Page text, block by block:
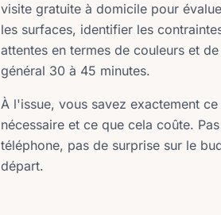
visite gratuite à domicile pour
les surfaces, identifier les
attentes en termes de couleurs et
général 30 à 45 minutes.
À l'issue, vous savez exactement
nécessaire et ce que cela coûte.
téléphone, pas de surprise sur le
départ.